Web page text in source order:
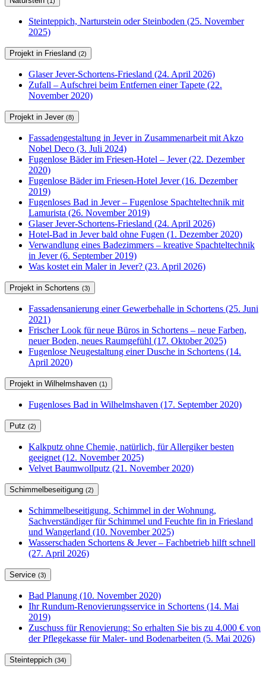
Steinteppich, Narturstein oder Steinboden (25. November
2025)
Projekt in Friesland (2)
Glaser Jever-Schortens-Friesland (24. April 2026)
Zufall – Aufschrei beim Entfernen einer Tapete (22.
November 2020)
Projekt in Jever (8)
Fassadengestaltung in Jever in Zusammenarbeit mit Akzo
Nobel Deco (3. Juli 2024)
Fugenlose Bäder im Friesen-Hotel – Jever (22. Dezember
2020)
Fugenlose Bäder im Friesen-Hotel Jever (16. Dezember
2019)
Fugenloses Bad in Jever – Fugenlose Spachteltechnik mit
Lamurista (26. November 2019)
Glaser Jever-Schortens-Friesland (24. April 2026)
Hotel-Bad in Jever bald ohne Fugen (1. Dezember 2020)
Verwandlung eines Badezimmers – kreative Spachteltechnik
in Jever (6. September 2019)
Was kostet ein Maler in Jever? (23. April 2026)
Projekt in Schortens (3)
Fassadensanierung einer Gewerbehalle in Schortens (25. Juni
2021)
Frischer Look für neue Büros in Schortens – neue Farben,
neuer Boden, neues Raumgefühl (17. Oktober 2025)
Fugenlose Neugestaltung einer Dusche in Schortens (14.
April 2020)
Projekt in Wilhelmshaven (1)
Fugenloses Bad in Wilhelmshaven (17. September 2020)
Putz (2)
Kalkputz ohne Chemie, natürlich, für Allergiker besten
geeignet (12. November 2025)
Velvet Baumwollputz (21. November 2020)
Schimmelbeseitigung (2)
Schimmelbeseitigung, Schimmel in der Wohnung,
Sachverständiger für Schimmel und Feuchte fin in Friesland
und Wangerland (10. November 2025)
Wasserschaden Schortens & Jever – Fachbetrieb hilft schnell
(27. April 2026)
Service (3)
Bad Planung (10. November 2020)
Ihr Rundum-Renovierungsservice in Schortens (14. Mai
2019)
Zuschuss für Renovierung: So erhalten Sie bis zu 4.000 € von
der Pflegekasse für Maler- und Bodenarbeiten (5. Mai 2026)
Steinteppich (34)